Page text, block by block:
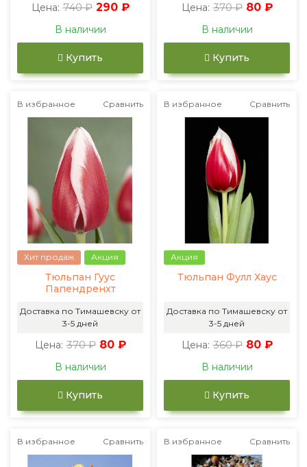
Цена: 740 ₽ 290 ₽
В наличии
Купить
Цена: 370 ₽ 80 ₽
В наличии
Купить
В избранное Сравнить
Хит продаж Акция
Тюльпан Гуус
Папендренхт
Доставка по Тимашевску от
3-5 дней
Цена: 370 ₽ 80 ₽
В наличии
Купить
В избранное Сравнить
Акция
Тюльпан Фулл Хаус
Доставка по Тимашевску от
3-5 дней
Цена: 360 ₽ 80 ₽
В наличии
Купить
В избранное Сравнить В избранное Сравнить